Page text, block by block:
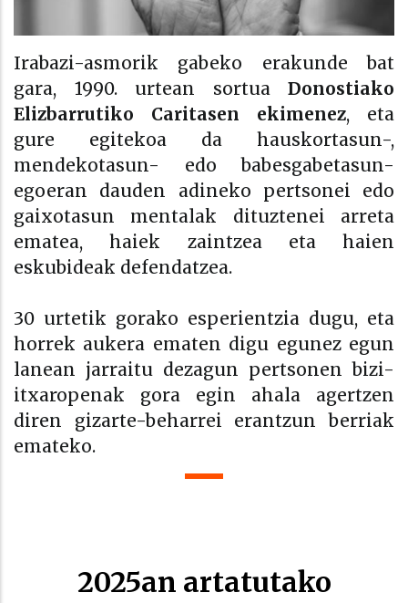
Irabazi-asmorik gabeko erakunde bat
gara, 1990. urtean sortua Donostiako
Elizbarrutiko Caritasen ekimenez, eta
gure egitekoa da hauskortasun-,
mendekotasun- edo babesgabetasun-
egoeran dauden adineko pertsonei edo
gaixotasun mentalak dituztenei arreta
ematea, haiek zaintzea eta haien
eskubideak defendatzea.
30 urtetik gorako esperientzia dugu, eta
horrek aukera ematen digu egunez egun
lanean jarraitu dezagun pertsonen bizi-
itxaropenak gora egin ahala agertzen
diren gizarte-beharrei erantzun berriak
emateko.
2025an artatutako